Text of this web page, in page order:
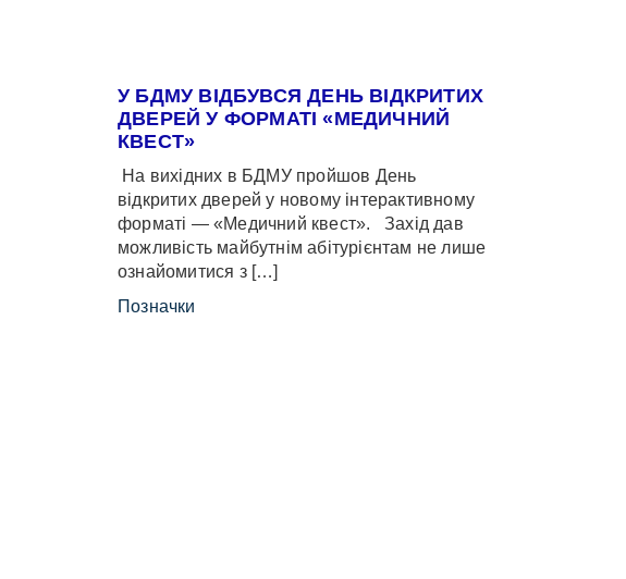
У БДМУ ВІДБУВСЯ ДЕНЬ ВІДКРИТИХ
ДВЕРЕЙ У ФОРМАТІ «МЕДИЧНИЙ
КВЕСТ»
На вихідних в БДМУ пройшов День
відкритих дверей у новому інтерактивному
форматі — «Медичний квест». Захід дав
можливість майбутнім абітурієнтам не лише
ознайомитися з […]
Позначки